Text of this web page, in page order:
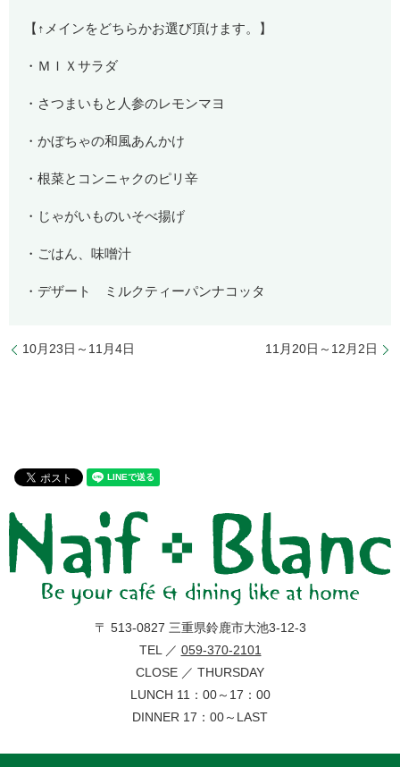
【↑メインをどちらかお選び頂けます。】
・ＭＩＸサラダ
・さつまいもと人参のレモンマヨ
・かぼちゃの和風あんかけ
・根菜とコンニャクのピリ辛
・じゃがいものいそべ揚げ
・ごはん、味噌汁
・デザート ミルクティーパンナコッタ
10月23日～11月4日 11月20日～12月2日
〒 513-0827 三重県鈴鹿市大池3-12-3
TEL ／ 059-370-2101
CLOSE ／ THURSDAY
LUNCH 11：00～17：00
DINNER 17：00～LAST